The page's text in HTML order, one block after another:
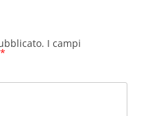
I campi
*